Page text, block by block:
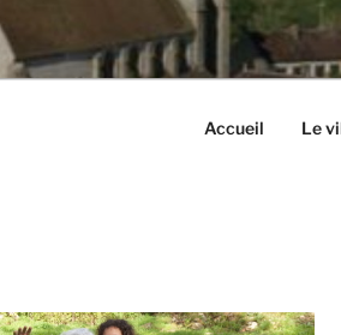
Accueil Le